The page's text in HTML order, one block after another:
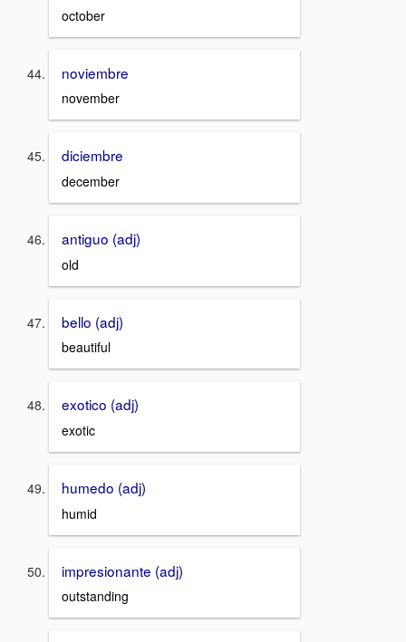
october
noviembre
november
diciembre
december
antiguo (adj)
old
bello (adj)
beautiful
exotico (adj)
exotic
humedo (adj)
humid
impresionante (adj)
outstanding